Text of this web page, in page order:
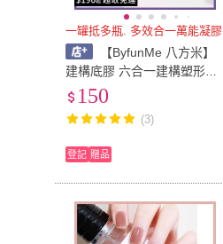
一罐抵多瓶. 多效合一萬能凝膠
【ByfunMe 八方米】
建構底膠 六合一建構塑形底
膠 流平塑型膠 多功能 基礎
lsMall
150
(3)
登記 贈品